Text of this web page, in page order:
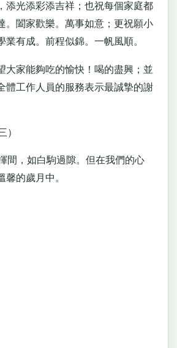
添光添彩添吉祥；也祝每個家庭都
。闔家歡樂。萬事如意；更祝願小
業有成。前程似錦。一帆風順。
家能夠吃的愉快！喝的盡興；並
體工作人員的服務表示最誠摯的謝
，如白駒過隙。但在我們的心
馨的歲月中。